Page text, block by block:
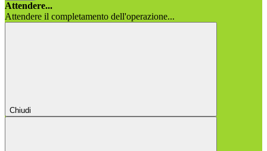
Attendere...
Attendere il completamento dell'operazione...
Chiudi